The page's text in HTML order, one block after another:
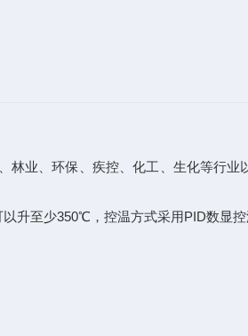
业、环保、疾控、化工、生化等行
升至少350℃，控温方式采用PID数显